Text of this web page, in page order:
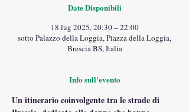
Date Disponibili
18 lug 2025, 20:30 – 22:00
sotto Palazzo della Loggia, Piazza della Loggia,
Brescia BS, Italia
Info sull'evento
Un itinerario coinvolgente tra le strade di